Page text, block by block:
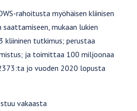
rahoitusta myöhäisen kliinisen
saattamiseen, mukaan lukien
kliininen tutkimus; perustaa
ja toimittaa 100 miljoonaa
jo vuoden 2020 lopusta
vakaasta